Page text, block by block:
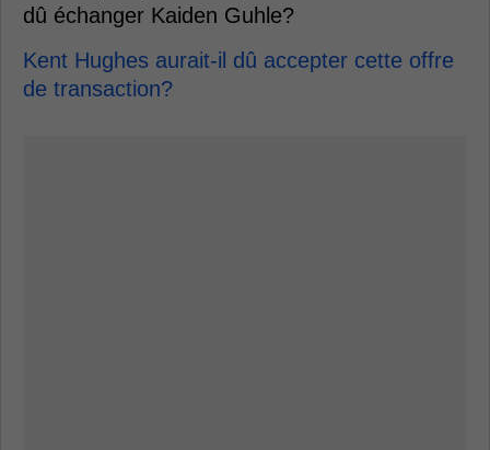
dû échanger Kaiden Guhle?
Kent Hughes aurait-il dû accepter cette offre
de transaction?